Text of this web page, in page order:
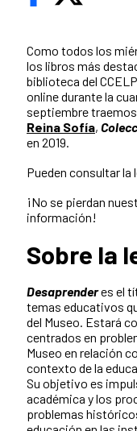
Como todos los
los libros más
biblioteca del
online durante la
septiembre
Reina Sofía,
en 2019.
Pueden consultar la
¡No se pierdan
información!
Sobre la
Desaprenderes el
temas educativos
del Museo. Estará
centrados en
Museo en relación
contexto de la
Su objetivo es
académica y los
problemas